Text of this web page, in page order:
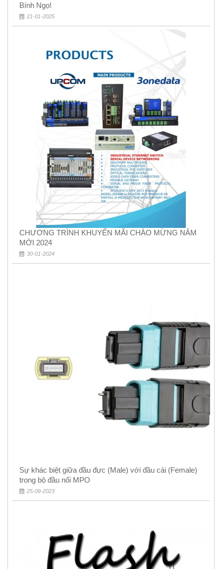
Bính Ngọ!
21-01-2025
CHƯƠNG TRÌNH KHUYẾN MÃI CHÀO MỪNG NĂM
MỚI 2024
30-01-2024
Sự khác biệt giữa đầu đực (Male) với đầu cái (Female)
trong bộ đầu nối MPO
25-09-2023